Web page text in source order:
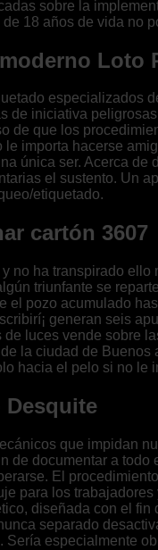
sobre la
18 años de vida no
Loto
especializados
de iniciativa
de que los
importa hacerse
única ser. Acerca
el sustento. Un
etiquetado.
cartón 3607
no ha transpirado
triunfante se
el pozo acumulado
generan seis
luces vende sobre
la ciudad de
hacia el pelo si no le
Desquite
que impidan
de documentar a
El
para los
diseñada con el
separado
especialmente